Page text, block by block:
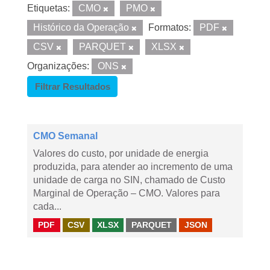
Etiquetas: CMO
PMO
Histórico da Operação
Formatos:
PDF
CSV
PARQUET
XLSX
Organizações:
ONS
Filtrar Resultados
CMO Semanal
Valores do custo, por unidade de energia
produzida, para atender ao incremento de uma
unidade de carga no SIN, chamado de Custo
Marginal de Operação – CMO. Valores para
cada...
PDF CSV XLSX PARQUET JSON